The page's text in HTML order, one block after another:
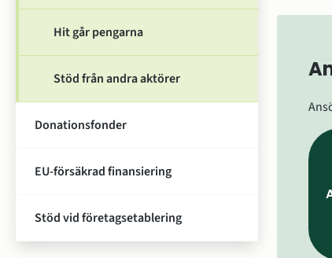
Hit går pengarna
Stöd från andra aktörer
Donationsfonder
EU-försäkrad finansiering
Stöd vid företagsetablering